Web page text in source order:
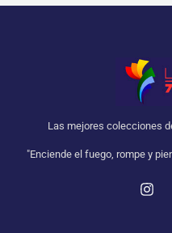
Las mejores colecciones
"Enciende el fuego, rompe y